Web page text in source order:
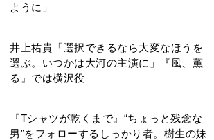
ように」
井上祐貴「選択できるなら大変なほうを
選ぶ。いつかは大河の主演に」『風、薫
る』では横沢役
『Tシャツが乾くまで』“ちょっと残念な
男”をフォローするしっかり者。樹生の妹